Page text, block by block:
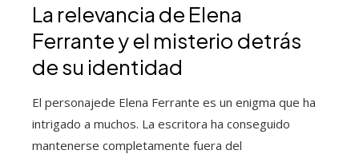
La relevancia de Elena
Ferrante y el misterio detrás
de su identidad
El personajede Elena Ferrante es un enigma que ha
intrigado a muchos. La escritora ha conseguido
mantenerse completamente fuera del